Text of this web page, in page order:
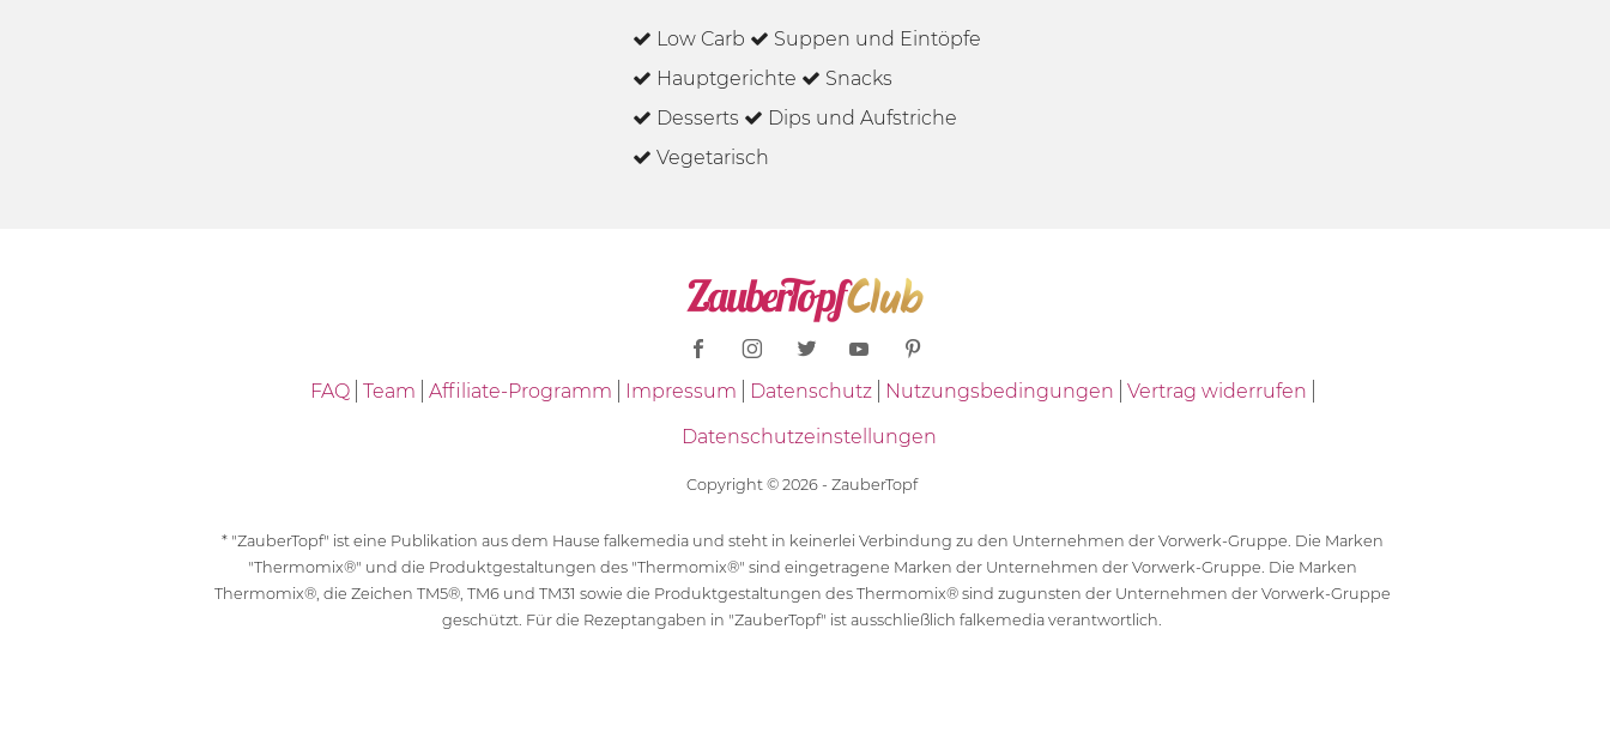
Low Carb
Suppen und Eintöpfe
Hauptgerichte
Snacks
Desserts
Dips und Aufstriche
Vegetarisch
FAQ Team Affiliate-Programm Impressum Datenschutz Nutzungsbedingungen
Vertrag widerrufen
Datenschutzeinstellungen
Copyright © 2026 - ZauberTopf
* "ZauberTopf" ist eine Publikation aus dem Hause falkemedia und steht in keinerlei Verbindung zu den Unternehmen der Vorwerk-Gruppe. Die Marken
"Thermomix®" und die Produktgestaltungen des "Thermomix®" sind eingetragene Marken der Unternehmen der Vorwerk-Gruppe. Die Marken
Thermomix®, die Zeichen TM5®, TM6 und TM31 sowie die Produktgestaltungen des Thermomix® sind zugunsten der Unternehmen der Vorwerk-Gruppe
geschützt. Für die Rezeptangaben in "ZauberTopf" ist ausschließlich falkemedia verantwortlich.